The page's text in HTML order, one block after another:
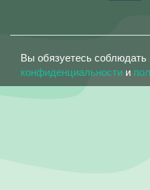
Вы обязуетесь соблюдать
конфиденциальности и